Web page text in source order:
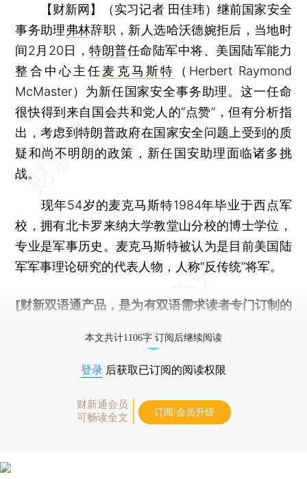
【财新网】（实习记者 田佳玮）继前国家安全
事务助理弗林辞职，新人选哈沃德婉拒后，当地时
间2月20日，特朗普任命陆军中将、美国陆军能力
整合中心主任麦克马斯特
（Herbert Raymond
McMaster）为新任国家安全事务助理。这一任命
很快得到来自国会共和党人的“点赞”，但有分析指
出，考虑到特朗普政府在国家安全问题上受到的质
疑和尚不明朗的政策，新任国安助理面临诸多挑
战。
现年54岁的麦克马斯特1984年毕业于西点军
校，拥有北卡罗来纳大学教堂山分校的博士学位，
专业是军事历史。麦克马斯特被认为是目前美国陆
军军事理论研究的代表人物，人称“反传统”将军。
[财新双语通产品，是为有双语需求读者专门订制的
本文共计1106字 订阅后继续阅读
登录 后获取已订阅的阅读权限
财新通会员
可畅读全文
订阅/会员升级